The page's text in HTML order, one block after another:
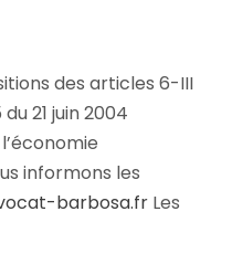
des articles 6-III
21 juin 2004
informons les
barbosa.fr Les